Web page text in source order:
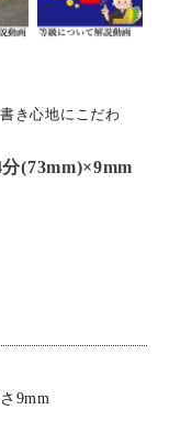
き心地にこだわ
(73mm)×9mm
9mm